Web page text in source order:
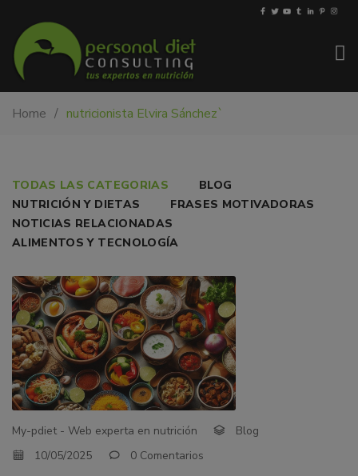
PDiet.com
y
Barcelona.
Mejoramos
la
nutrición
las
personas
y
también
nos
dedicamos
a
la
docencia
y
Home nutricionista Elvira Sánchez`
NUTRICIÓN
MULTICULTURAL:
CUANDO
LA
ALIMENTACIÓN
CRUZA
FRONTERAS.
TODAS LAS CATEGORIAS
BLOG
NUTRICIÓN Y DIETAS
FRASES MOTIVADORAS
NOTICIAS RELACIONADAS
ALIMENTOS Y TECNOLOGÍA
My-pdiet - Web experta en nutrición
Blog
10/05/2025
0 Comentarios